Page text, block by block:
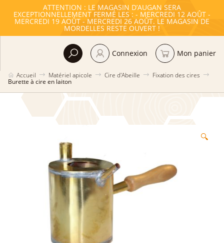
ATTENTION : LE MAGASIN D’AUGAN SERA
EXCEPTIONNELLEMENT FERMÉ LES : - MERCREDI 12 AOÛT -
MERCREDI 19 AOÛT - MERCREDI 26 AOÛT. LE MAGASIN DE
MORDELLES RESTE OUVERT !
Accueil Matériel apicole Cire d'Abeille
Fixation des cires
Burette à cire en laiton
Connexion Mon panier
🔍